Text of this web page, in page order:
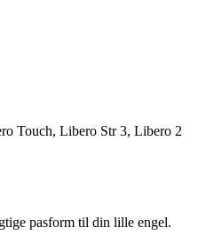
Touch, Libero Str 3, Libero 2
pasform til din lille engel.